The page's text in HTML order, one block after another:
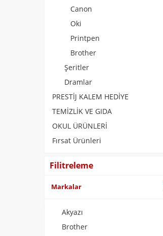
Canon
Oki
Printpen
Brother
Şeritler
Dramlar
PRESTİJ KALEM HEDİYE
TEMİZLİK VE GIDA
OKUL ÜRÜNLERİ
Fırsat Ürünleri
Filitreleme
Markalar
Akyazı
Brother